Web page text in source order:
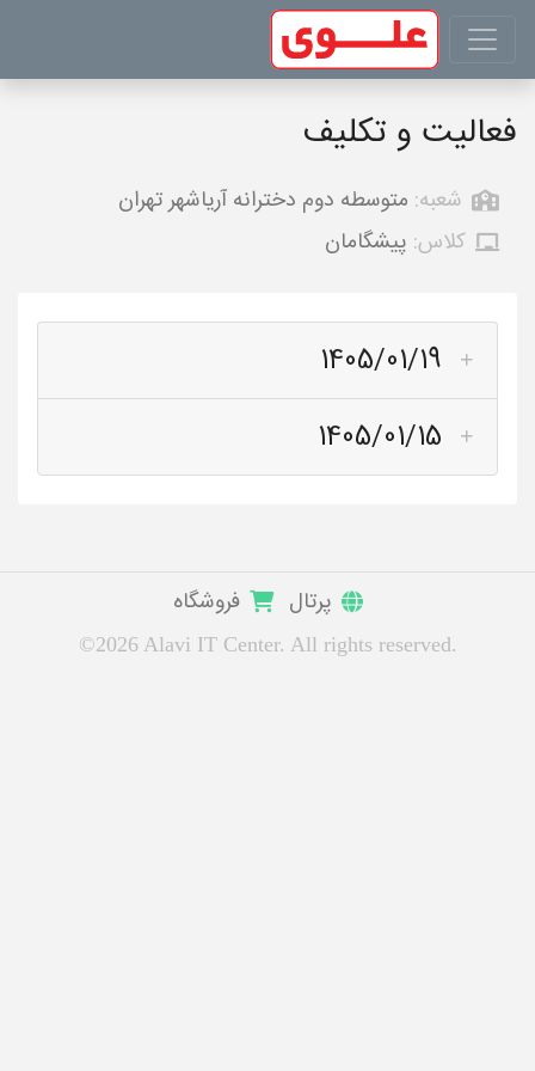
فعالیت و تکلیف
شعبه: متوسطه دوم دخترانه آریاشهر تهران
کلاس: پیشگامان
1405/01/19
1405/01/15
پرتال فروشگاه
©2026 Alavi IT Center. All rights reserved.